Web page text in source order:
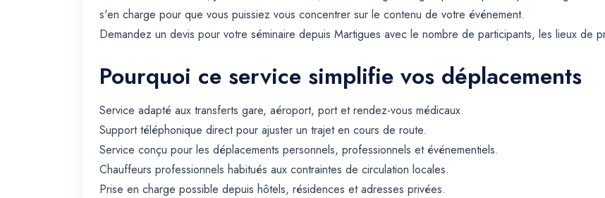
s'en charge pour que vous puissiez vous concentrer sur le contenu de votre événement.
Demandez un devis pour votre séminaire depuis Martigues avec le nombre de participants, les lieux de
Pourquoi ce service simplifie vos déplacements
Service adapté aux transferts gare, aéroport, port et rendez-vous médicaux.
Support téléphonique direct pour ajuster un trajet en cours de route.
Service conçu pour les déplacements personnels, professionnels et événementiels.
Chauffeurs professionnels habitués aux contraintes de circulation locales.
Prise en charge possible depuis hôtels, résidences et adresses privées.